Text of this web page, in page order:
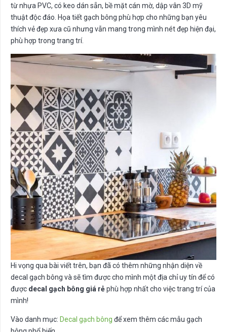
từ nhựa PVC, có keo dán sẵn, bề mặt cán mờ, dập vân 3D mỹ
thuật độc đáo. Họa tiết gạch bông phù hợp cho những bạn yêu
thích vẻ đẹp xưa cũ nhưng vẫn mang trong mình nét đẹp hiện đại,
phù hợp trong trang trí.
Hi vọng qua bài viết trên, bạn đã có thêm những nhận diện về
decal gạch bông và sẽ tìm được cho mình một địa chỉ uy tín để có
được decal gạch bông giá rẻphù hợp nhất cho việc trang trí của
mình!
Vào danh mục: Decal gạch bông để xem thêm các mẫu gạch